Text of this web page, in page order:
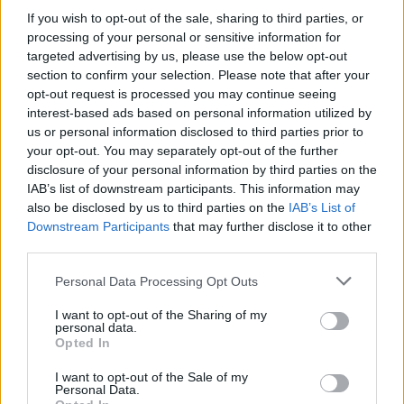
If you wish to opt-out of the sale, sharing to third parties, or
processing of your personal or sensitive information for
targeted advertising by us, please use the below opt-out
section to confirm your selection. Please note that after your
opt-out request is processed you may continue seeing
interest-based ads based on personal information utilized by
us or personal information disclosed to third parties prior to
your opt-out. You may separately opt-out of the further
disclosure of your personal information by third parties on the
IAB’s list of downstream participants. This information may
also be disclosed by us to third parties on the IAB’s List of
Downstream Participants that may further disclose it to other
Please note that this website/app uses one or more Google
not limited to your visit or usage behaviour. You may click to
grant or deny consent to Google and its third-party tags to
use your data for below specified purposes in below Google
consent section.
Personal Data Processing Opt Outs
I want to opt-out of the Sharing of my
personal data.
Opted In
I want to opt-out of the Sale of my
Personal Data.
3Mirror: Οι φωτιές στην Αιγιάλεια έκαναν
στάχτη το όνειρο οικογένειας από τη
Βρετανία για μια νέα ζωή στην
Πελοπόννησο – «Δεν χάσαμε μόνο ένα
σπίτι»
4Ψάθα: «Δεν υπήρξε τεχνικό πρόβλημα με
τα δύο ελικόπτερα» κατέθεσαν ο Βρετανός
χειριστής και ο Έλληνας διερμηνέας
5«Βαριά καμπάνα» στον 27χρονο τράπερ
που έτρεχε με 182 χιλιόμετρα την ώρα σε
δρόμο με όριο τα 80
για την ηλεκτρική διασύνδεση Ελλάδας –
Κύπρου: «Ισχυρή ψήφος εμπιστοσύνης» η
είσοδος της Meridiam στην GSI
Canadair 515: Οι πρώτες εικόνες από την
κατασκευή του αεροσκάφους που θα